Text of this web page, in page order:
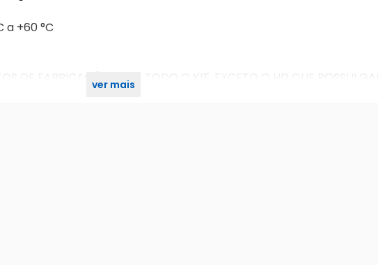
a +60 °C
DE FABRICAÇÃO PARA TODO O KIT, EXCETO O HD QUE POSSUI
ver mais